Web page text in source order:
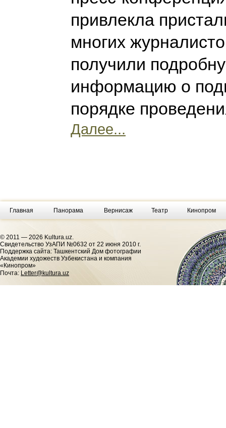
привлекла
многих
получили
информацию о
порядке
Далее...
Главная Панорама Вернисаж Театр Кинопром
© 2011 — 2026 Kultura.uz.
Cвидетельство УзАПИ №0632 от 22 июня 2010 г.
Поддержка сайта: Ташкентский Дом фотографии
Академии художеств Узбекистана и компания
«Кинопром»
Почта: Letter@kultura.uz